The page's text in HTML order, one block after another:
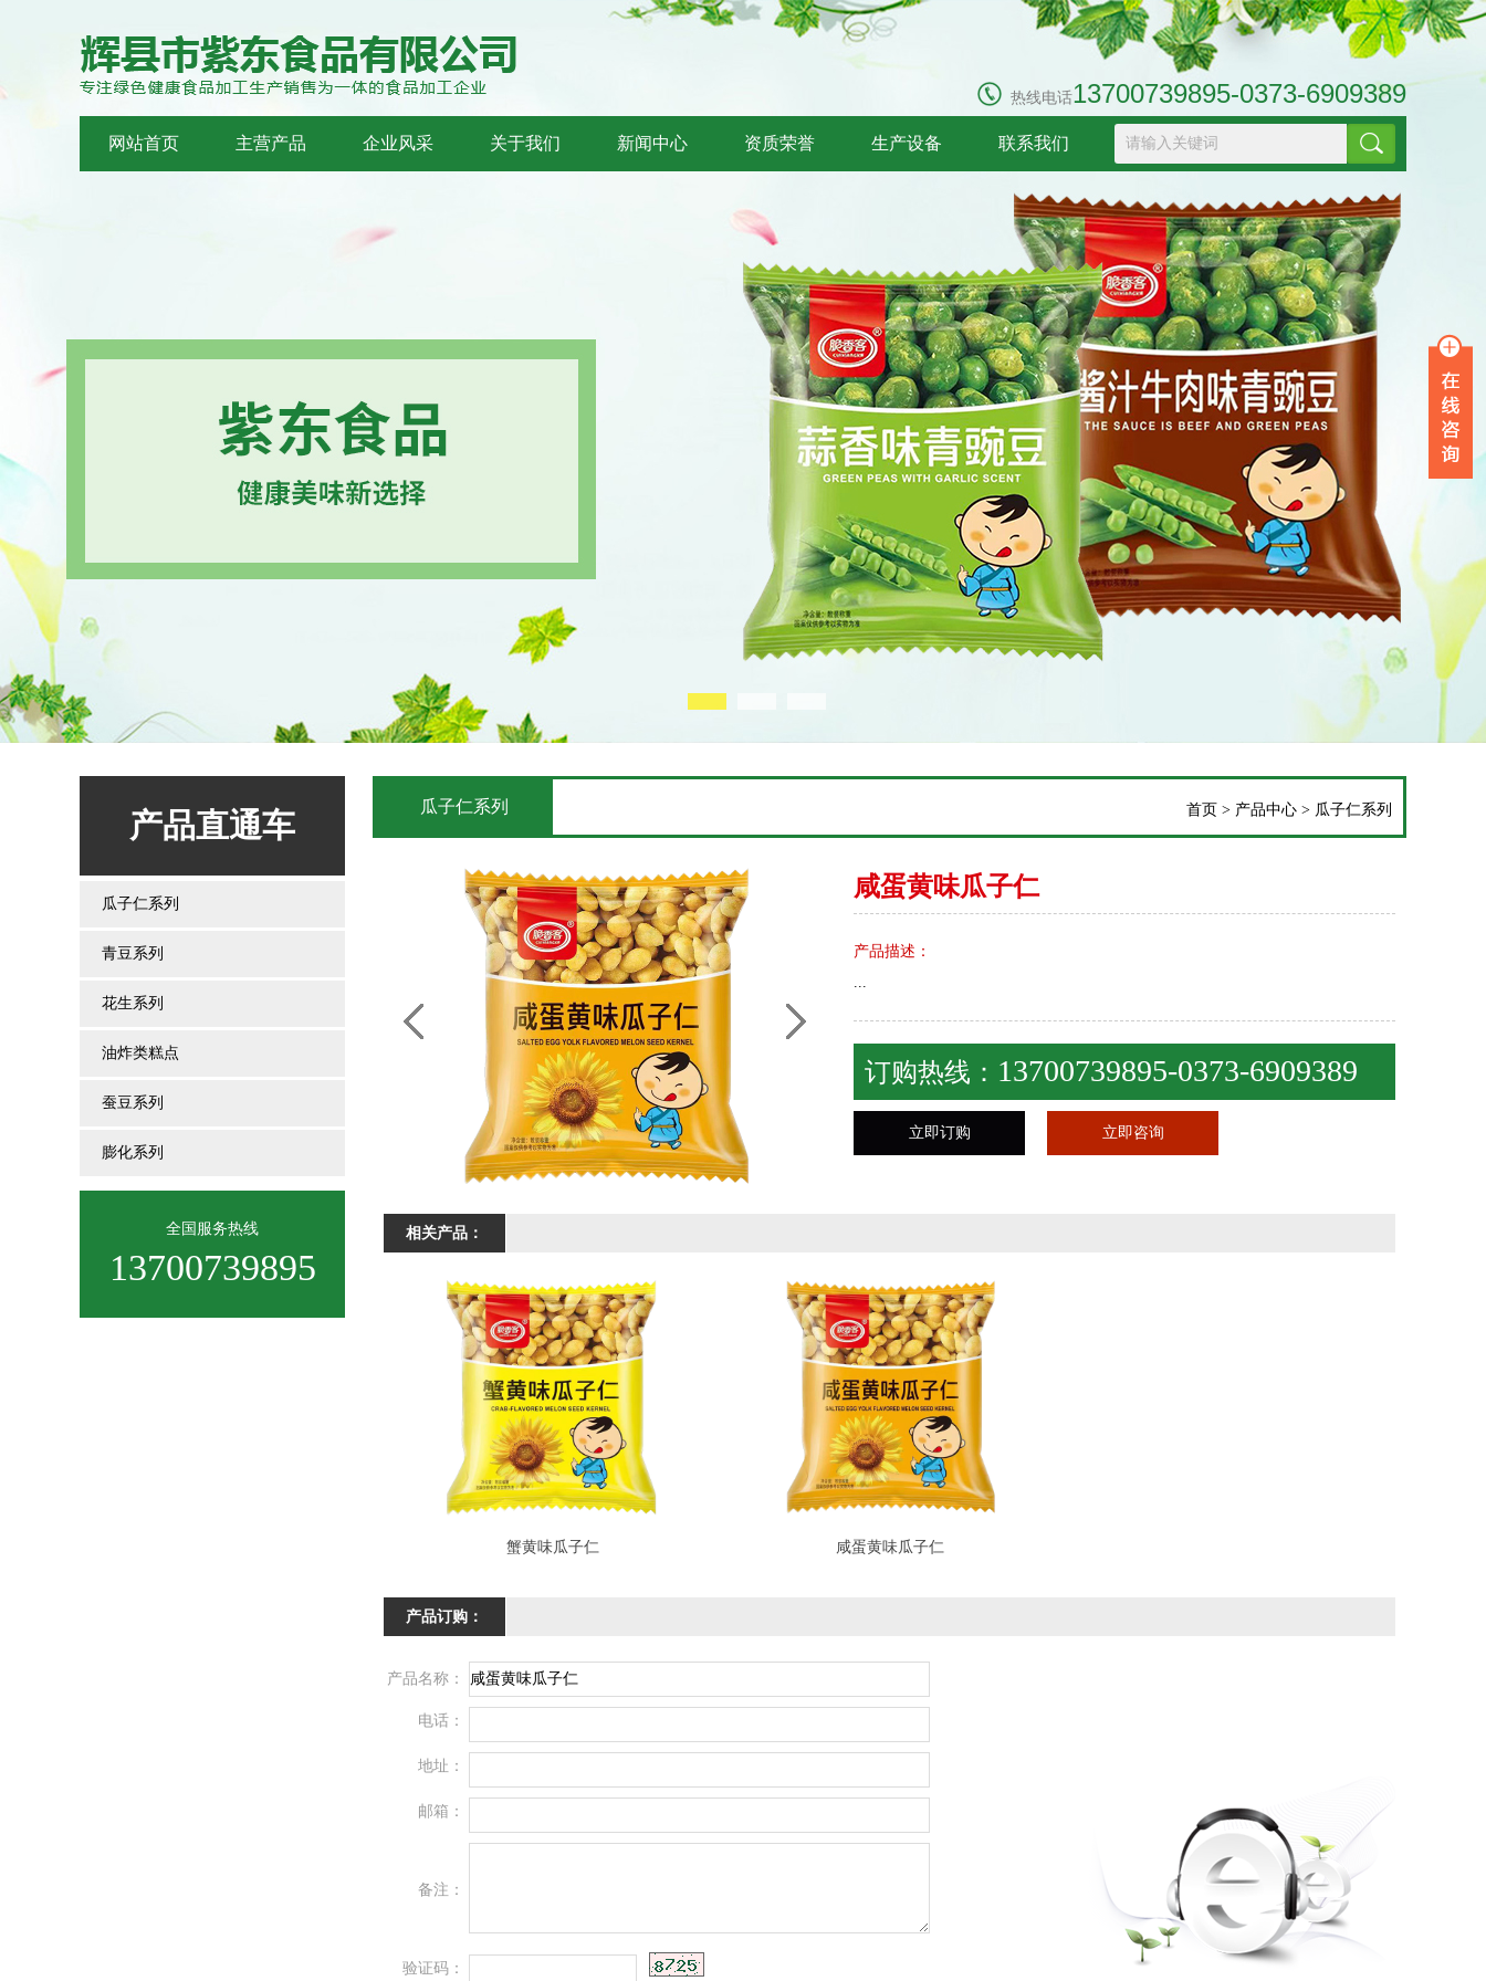
热线电话13700739895-0373-6909389
网站首页 主营产品 企业风采 关于我们 新闻中心 资质荣誉 生产设备 联系我们
产品直通车
瓜子仁系列
青豆系列
花生系列
油炸类糕点
蚕豆系列
膨化系列
全国服务热线
13700739895
瓜子仁系列 首页 > 产品中心 > 瓜子仁系列
咸蛋黄味瓜子仁
产品描述：
...
订购热线： 13700739895-0373-6909389
立即订购 立即咨询
相关产品：
蟹黄味瓜子仁 咸蛋黄味瓜子仁
产品订购：
产品名称：
电话：
地址：
邮箱：
备注：
验证码：